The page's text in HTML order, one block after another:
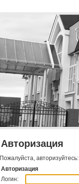
Авторизация
Пожалуйста, авторизуйтесь:
Авторизация
Логин: